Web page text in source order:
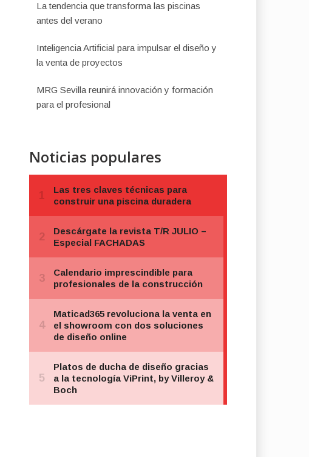
La tendencia que transforma las piscinas
antes del verano
Inteligencia Artificial para impulsar el diseño y
la venta de proyectos
MRG Sevilla reunirá innovación y formación
para el profesional
Noticias populares